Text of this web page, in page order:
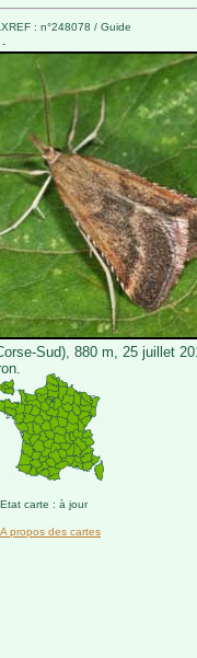
: n°248078 / Guide
-
Sud), 880 m, 25 juillet
Etat carte : à jour
A propos des cartes